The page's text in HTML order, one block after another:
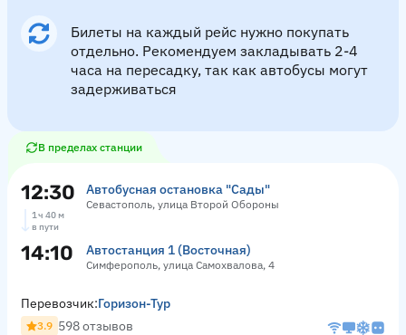
Билеты на каждый рейс нужно покупать
отдельно. Рекомендуем закладывать 2-4
часа на пересадку, так как автобусы могут
задерживаться
В пределах станции
12:30 Автобусная остановка "Сады"
Севастополь, улица Второй Обороны
1 ч 40 м
в пути
14:10 Автостанция 1 (Восточная)
Симферополь, улица Самохвалова, 4
Перевозчик:Горизон-Тур
3.9 598 отзывов